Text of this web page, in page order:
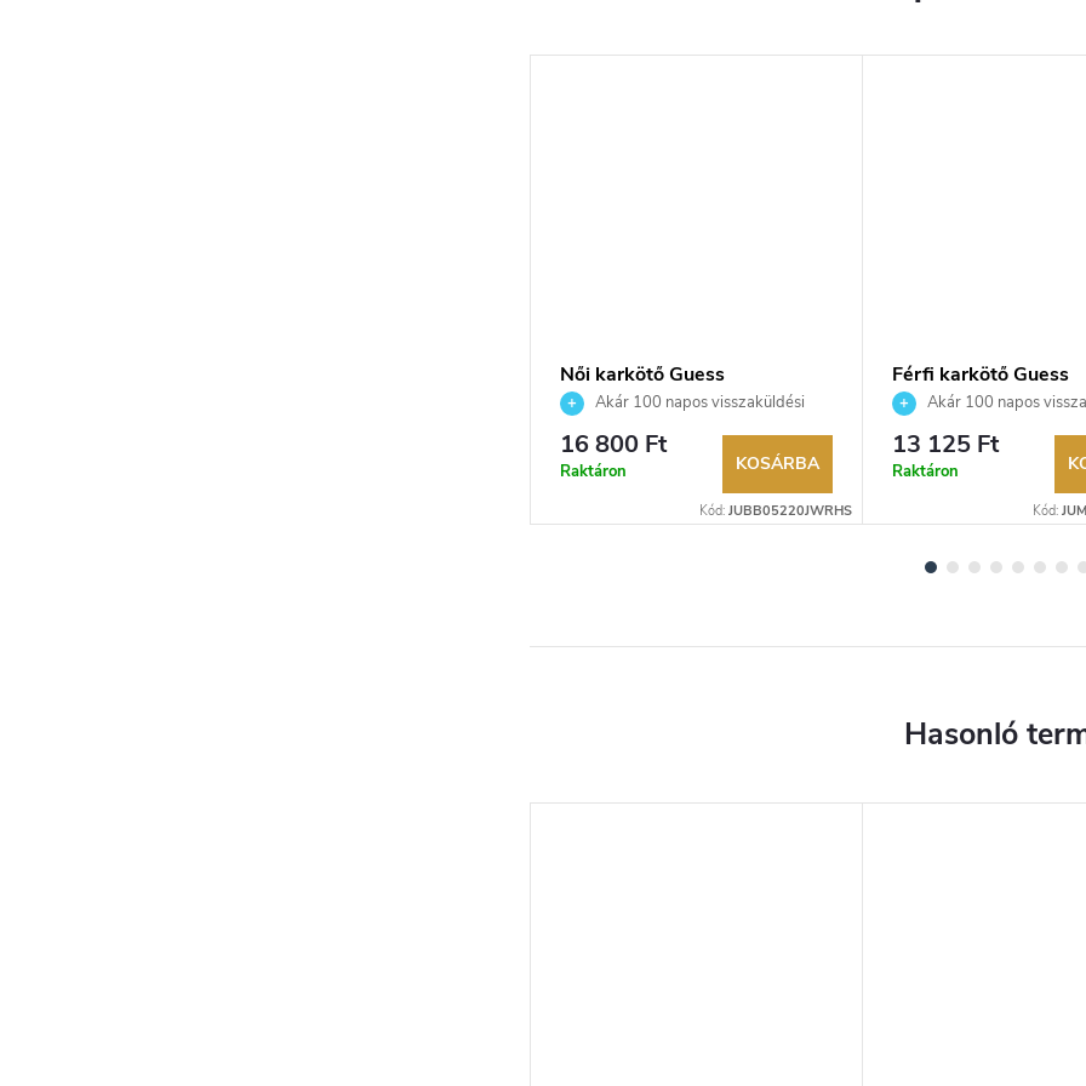
Női karkötő Guess
JUBB05220JWRHS
Akár 100 napos visszaküldési
lehetőség. Hivatalos márkakereskedő.
16 800 Ft
Raktáron KOSÁRBA
Kód: JUBB05220JWRHS
Férfi karkötő Guess
JUMB05028JWSTS
Akár 100 napos
lehetőség. Hivatalos
13 125 Ft
Raktáron
Kód: